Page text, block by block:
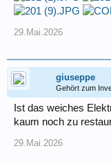
29.Mai.2026
giuseppe
Gehört zum
Ist das weiches
kaum noch zu
29.Mai.2026